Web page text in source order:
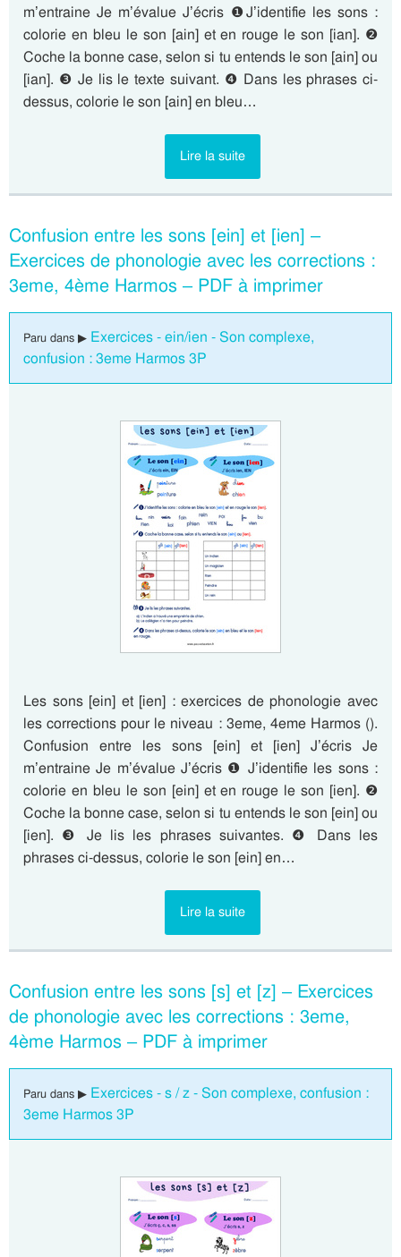
m’entraine Je m’évalue J’écris ❶J’identifie les sons :
colorie en bleu le son [ain] et en rouge le son [ian]. ❷
Coche la bonne case, selon si tu entends le son [ain] ou
[ian]. ❸ Je lis le texte suivant. ❹ Dans les phrases ci-
dessus, colorie le son [ain] en bleu…
Lire la suite
Confusion entre les sons [ein] et [ien] –
Exercices de phonologie avec les corrections :
3eme, 4ème Harmos – PDF à imprimer
Paru dans ▶ Exercices - ein/ien - Son complexe,
confusion : 3eme Harmos 3P
Les sons [ein] et [ien] : exercices de phonologie avec
les corrections pour le niveau : 3eme, 4eme Harmos ().
Confusion entre les sons [ein] et [ien] J’écris Je
m’entraine Je m’évalue J’écris ❶ J’identifie les sons :
colorie en bleu le son [ein] et en rouge le son [ien]. ❷
Coche la bonne case, selon si tu entends le son [ein] ou
[ien]. ❸ Je lis les phrases suivantes. ❹ Dans les
phrases ci-dessus, colorie le son [ein] en…
Lire la suite
Confusion entre les sons [s] et [z] – Exercices
de phonologie avec les corrections : 3eme,
4ème Harmos – PDF à imprimer
Paru dans ▶ Exercices - s / z - Son complexe, confusion :
3eme Harmos 3P